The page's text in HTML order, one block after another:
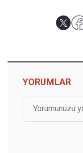
YORUMLAR